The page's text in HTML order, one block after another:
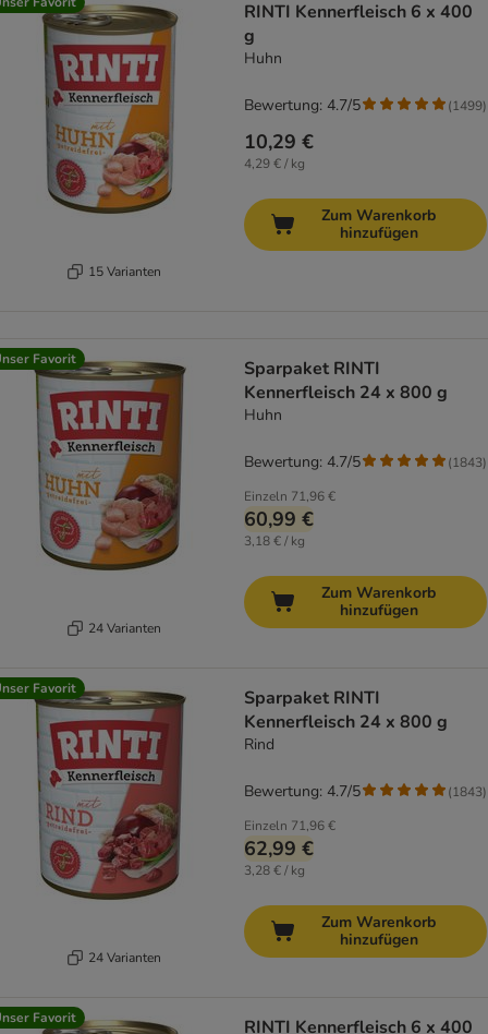
15 Varianten
RINTI Kennerfleisch 6 x 400
g
Huhn
10,29 €
4,29 € / kg
Bewertung: 4.7/5 (1499)
Zum Warenkorb
hinzufügen
Favorit
24 Varianten
Sparpaket RINTI
Kennerfleisch 24 x 800 g
Huhn
Einzeln 71,96 €
60,99 €
3,18 € / kg
Bewertung: 4.7/5 (1843)
Zum Warenkorb
hinzufügen
Favorit
24 Varianten
Sparpaket RINTI
Kennerfleisch 24 x 800 g
Rind
Einzeln 71,96 €
62,99 €
3,28 € / kg
Bewertung: 4.7/5 (1843)
Zum Warenkorb
hinzufügen
Favorit RINTI Kennerfleisch 6 x 400